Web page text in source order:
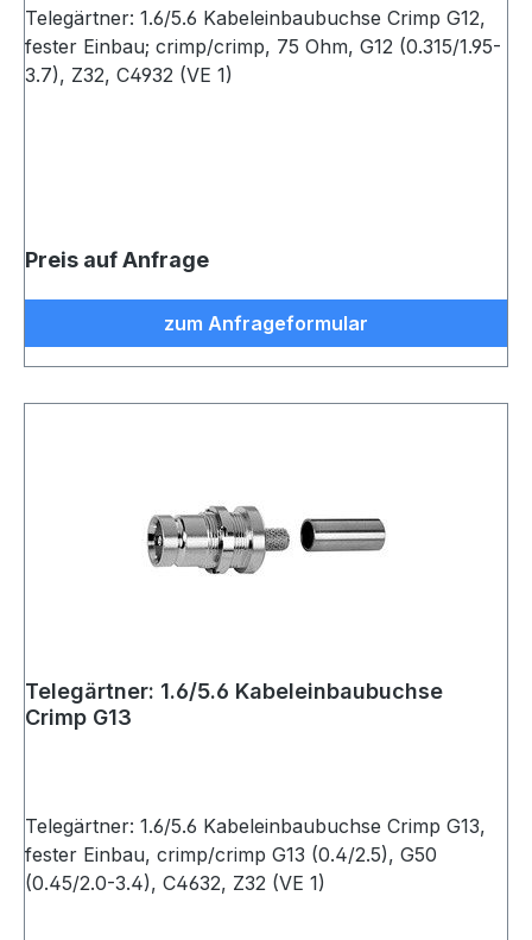
Telegärtner: 1.6/5.6 Kabeleinbaubuchse Crimp G12,
fester Einbau; crimp/crimp, 75 Ohm, G12 (0.315/1.95-
3.7), Z32, C4932 (VE 1)
Preis auf Anfrage
zum Anfrageformular
Telegärtner: 1.6/5.6 Kabeleinbaubuchse
Crimp G13
Telegärtner: 1.6/5.6 Kabeleinbaubuchse Crimp G13,
fester Einbau, crimp/crimp G13 (0.4/2.5), G50
(0.45/2.0-3.4), C4632, Z32 (VE 1)